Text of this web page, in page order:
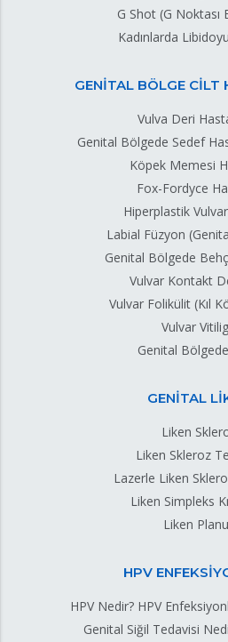
G Shot (G Noktası
Kadınlarda
GENİTAL BÖLGE CİLT
Vulva Deri
Genital Bölgede Sedef
Köpek Memesi
Fox-Fordyce
Hiperplastik
Labial Füzyon (Genital
Genital Bölgede
Vulvar Kontakt
Vulvar Folikülit (Kıl
Vulvar
Genital
GENİTAL
Liken
Liken Skleroz
Lazerle Liken
Liken Simpleks
Liken
HPV
HPV Nedir? HPV
Genital Siğil Tedavisi